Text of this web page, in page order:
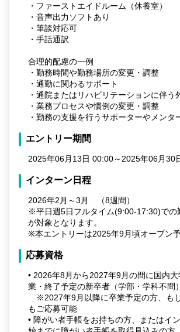
・ファーストエイドルーム（休養室）
・音声出力ソフトあり
・筆談対応可
・手話通訳
合理的配慮の一例
・勤務時間や勤務場所の変更・調整
・通勤に関わるサポート
・通院またはリハビリテーションに伴う
・業務プロセスや慣例の変更・調整
・勤務の支援を行うサポーターやメンタ
エントリー期間
2025年06月13日 00:00～2025年06月30
インターン日程
2026年2月～3月 （8週間）
※平日週5日フルタイム(9:00-17:30)での
が対象となります。
※本エントリーは2025年9月頃オープン
応募資格
• 2026年8月から2027年9月の間に国内
業・終了予定の新卒者（学部・学科不問）
※2027年9月以降に卒業予定の方、も
もご応募可能
• 障がい者手帳をお持ちの方、またはイ